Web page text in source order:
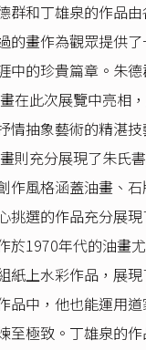
群和丁雄泉的作品
的畫作為觀眾提供了
中的珍貴篇章。朱
在此次展覽中亮相
情抽象藝術的精湛
則充分展現了朱氏
作風格涵蓋油畫、
挑選的作品充分展
於1970年代的油畫
紙上水彩作品，展
品中，他也能運用
至極致。丁雄泉的